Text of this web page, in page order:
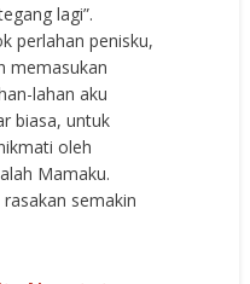
lagi”.
perlahan penisku,
memasukan
lahan aku
biasa, untuk
oleh
Mamaku.
semakin